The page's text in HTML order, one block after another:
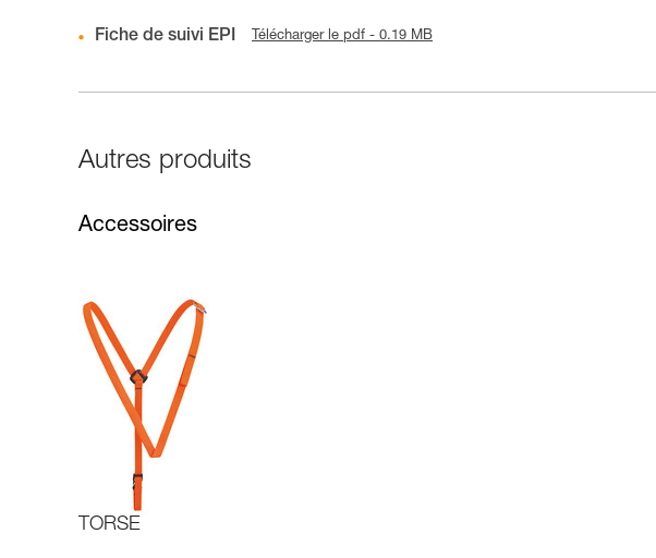
Fiche de suivi EPI Télécharger le pdf - 0.19 MB
Autres produits
Accessoires
TORSE